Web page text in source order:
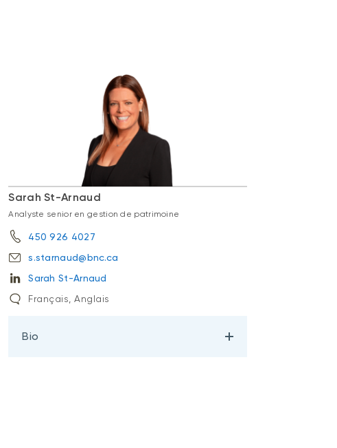
Sarah St-Arnaud
Analyste senior en gestion de patrimoine
450 926 4027
s.starnaud@bnc.ca
Sarah St-Arnaud
Français, Anglais
Bio